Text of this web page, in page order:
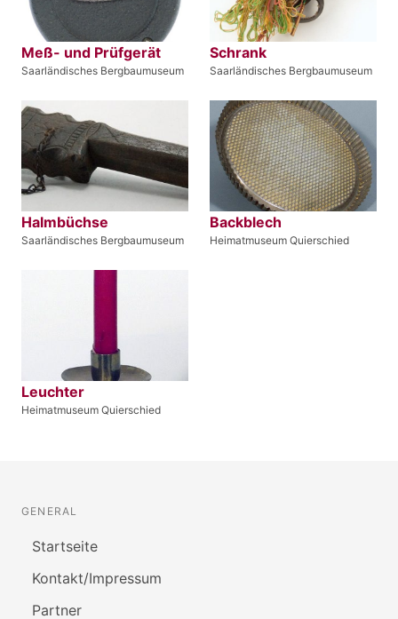
Meß- und Prüfgerät
Saarländisches Bergbaumuseum
Schrank
Saarländisches Bergbaumuseum
Halmbüchse
Saarländisches Bergbaumuseum
Backblech
Heimatmuseum Quierschied
Leuchter
Heimatmuseum Quierschied
GENERAL
Startseite
Kontakt/Impressum
Partner